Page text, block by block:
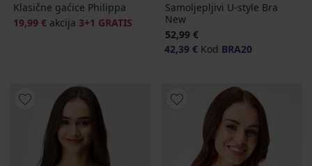
Klasične gaćice Philippa
19,99 € akcija 3+1 GRATIS
Samoljepljivi U-style Bra
New
52,99 €
42,39 € Kod BRA20